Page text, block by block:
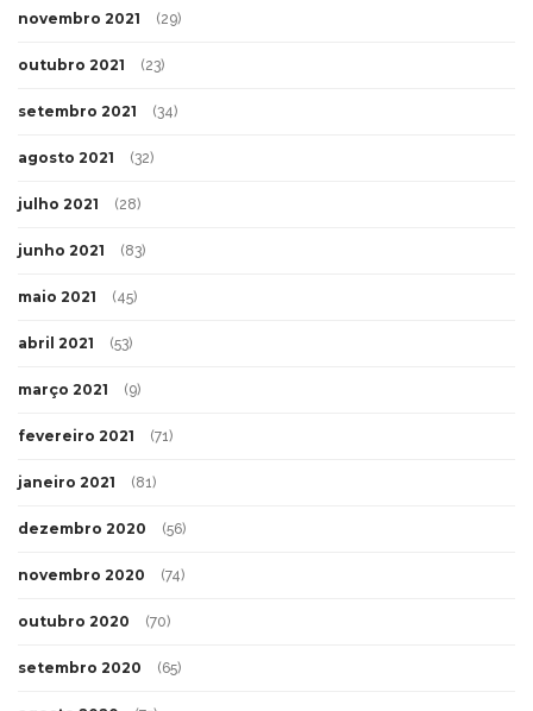
novembro 2021 (29)
outubro 2021 (23)
setembro 2021 (34)
agosto 2021 (32)
julho 2021 (28)
junho 2021 (83)
maio 2021 (45)
abril 2021 (53)
março 2021 (9)
fevereiro 2021 (71)
janeiro 2021 (81)
dezembro 2020 (56)
novembro 2020 (74)
outubro 2020 (70)
setembro 2020 (65)